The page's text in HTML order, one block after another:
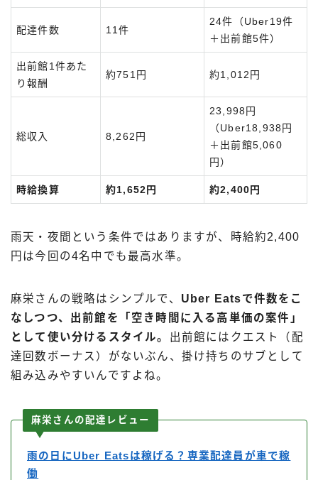
Follow Me
配達件数 11件
24件（Uber19件
＋出前館5件）
出前館1件あた
り報酬
約751円 約1,012円
総収入 8,262円
23,998円
（Uber18,938円
＋出前館5,060
円）
時給換算 約1,652円 約2,400円
雨天・夜間という条件ではありますが、時給約2,400
円は今回の4名中でも最高水準。
麻栄さんの戦略はシンプルで、 Uber Eatsで件数をこ
なしつつ、出前館を「空き時間に入る高単価の案件」
として使い分けるスタイル。 出前館にはクエスト（配
達回数ボーナス）がないぶん、掛け持ちのサブとして
組み込みやすいんですよね。
麻栄さんの配達レビュー
雨の日にUber Eatsは稼げる？専業配達員が車で稼
働